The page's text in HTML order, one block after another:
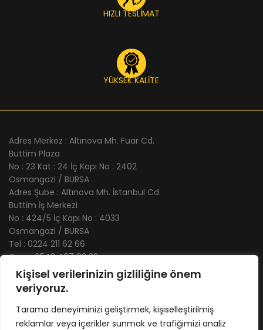
Kişisel verilerinizin gizliliğine önem
veriyoruz.
Tarama deneyiminizi geliştirmek, kişiselleştirilmiş
reklamlar veya içerikler sunmak ve trafiğimizi analiz
HIZLI TESLİMAT
YÜKSEK KALİTE
Adres Merkez : Altınova Mh. Fuar Cd.
Buttim Plaza
No : 23 Kat : 24 İç Kapı No : 2402
Osmangazi / BURSA
Adres Şube : Altınova Mh. İstanbul Cd.
Buttim İş Merkezi
No : 424/5 İç Kapı No : 4033
Osmangazi / BURSA
Tel : 0224 211 62 66
Gsm : 0543 407 93 23
E-Posta : info@bkbstore.com
KURUMSAL
Anasayfa